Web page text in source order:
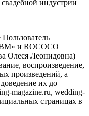
индустрии
и ROCOCO
Олеся Леонидовна)
воспроизведение,
произведений, а
их до
magazine.ru, wedding-
страницах в